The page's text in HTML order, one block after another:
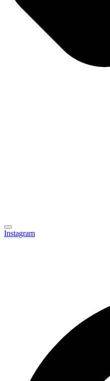
Instagram